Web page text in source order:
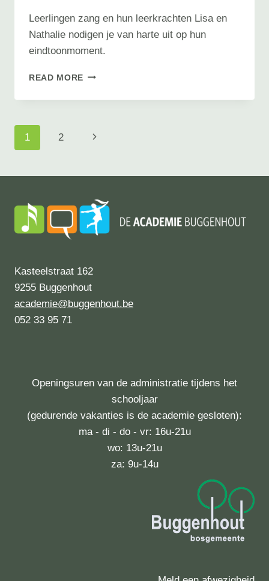
Leerlingen zang en hun leerkrachten Lisa en
Nathalie nodigen je van harte uit op hun
eindtoonmoment.
READ MORE EINDTOONMOMENT
JONGEREN
Page
navigation
1 2
Next
Kasteelstraat 162
9255 Buggenhout
academie@buggenhout.be
052 33 95 71
Openingsuren van de administratie tijdens het
schooljaar
(gedurende vakanties is de academie gesloten):
ma - di - do - vr: 16u-21u
wo: 13u-21u
za: 9u-14u